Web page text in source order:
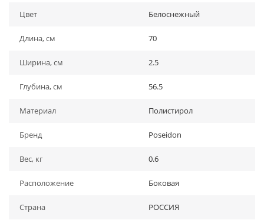
Цвет Белоснежный
Длина, см 70
Ширина, см 2.5
Глубина, см 56.5
Материал Полистирол
Бренд Poseidon
Вес, кг 0.6
Расположение Боковая
Страна РОССИЯ